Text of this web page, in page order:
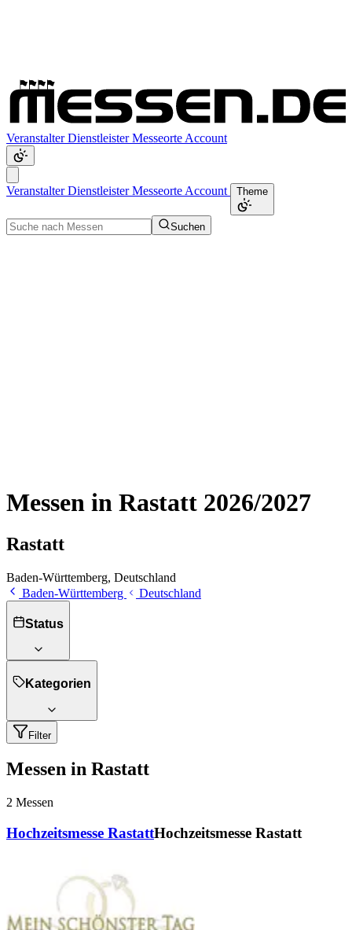
VeranstalterDienstleisterMesseorte Account
VeranstalterDienstleisterMesseorte Account Theme
Suchen
Messen in Rastatt 2026/2027
Rastatt
Baden-Württemberg, Deutschland
Baden-Württemberg
Deutschland
Status
Kategorien
Filter
Messen in Rastatt
2 Messen
Hochzeitsmesse RastattHochzeitsmesse Rastatt